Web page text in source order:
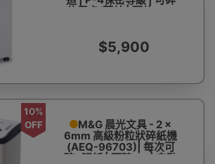
信用卡/菲林 | 可放300
$5,900
10%
OFF
M&G 晨光文具 - 2 ×
6mm 高級粉粒狀碎紙機
(AEQ-96703)| 每次可
碎6張紙 | 可碎CD | 自動